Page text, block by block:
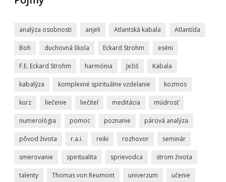
analýza osobnosti anjeli Atlantská kabala Atlantída
Boh duchovná škola Eckard Strohm eséni
F.E. Eckard Strohm harmónia Ježiš Kabala
kabalýza komplexné spirituálne vzdelanie kozmos
kurz liečenie liečiteľ meditácia múdrosť
numerológia pomoc poznanie párová analýza
pôvod života r.a.i. reiki rozhovor seminár
smerovanie spiritualita sprievodca strom života
talenty Thomas von Reumont univerzum učenie